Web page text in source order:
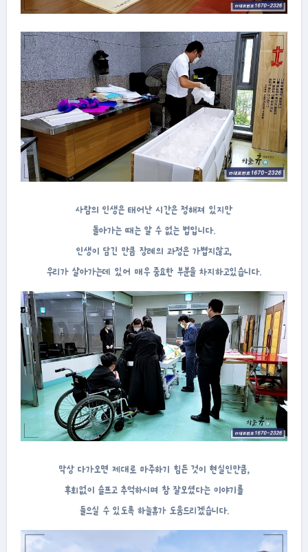
사람의 인생은 태어난 시간은 정해져 있지만
돌아가는 때는 알 수 없는 법입니다.
인생이 담긴 만큼 장례의 과정은 가볍지않고,
우리가 살아가는데 있어 매우 중요한 부분을 차지하고있습니다.
막상 다가오면 제대로 마주하기 힘든 것이 현실인만큼,
후회없이 슬프고 추억하시며 참 잘모셨다는 이야기를
들으실 수 있도록 하늘휴가 도움드리겠습니다.